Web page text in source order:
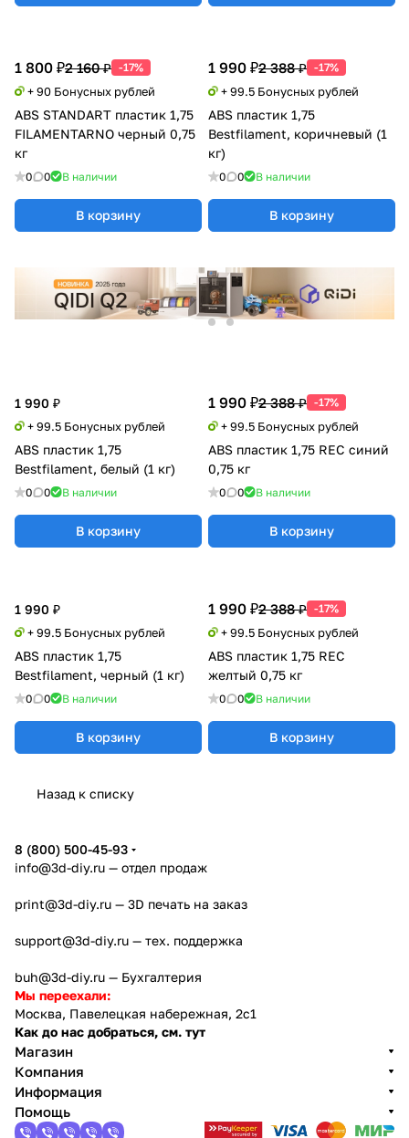
1 800 ₽2 160 ₽ -17%
+ 90 Бонусных рублей
ABS STANDART пластик 1,75
FILAMENTARNO черный 0,75
кг
0 0 В наличии
В корзину
1 990 ₽2 388 ₽ -17%
+ 99.5 Бонусных рублей
ABS пластик 1,75
Bestfilament, коричневый (1
кг)
0 0 В наличии
В корзину
1 990 ₽
+ 99.5 Бонусных рублей
ABS пластик 1,75
Bestfilament, белый (1 кг)
0 0 В наличии
В корзину
1 990 ₽2 388 ₽ -17%
+ 99.5 Бонусных рублей
ABS пластик 1,75 REC синий
0,75 кг
0 0 В наличии
В корзину
1 990 ₽
+ 99.5 Бонусных рублей
ABS пластик 1,75
Bestfilament, черный (1 кг)
0 0 В наличии
В корзину
1 990 ₽2 388 ₽ -17%
+ 99.5 Бонусных рублей
ABS пластик 1,75 REC
желтый 0,75 кг
0 0 В наличии
В корзину
Назад к списку
8 (800) 500-45-93
info@3d-diy.ru — отдел продаж
print@3d-diy.ru — 3D печать на заказ
support@3d-diy.ru — тех. поддержка
buh@3d-diy.ru — Бухгалтерия
Мы переехали:
Москва, Павелецкая набережная, 2с1
Как до нас добраться, см. тут
Магазин
Компания
Информация
Помощь